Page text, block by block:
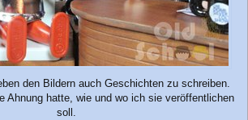
den Bildern auch Geschichten zu schreiben.
Ahnung hatte, wie und wo ich sie veröffentlichen
soll.